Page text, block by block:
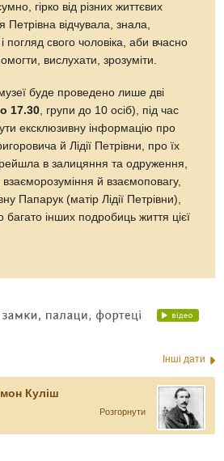
гірко від різних життєвих
Петрівна відчувала, знала,
погляд свого чоловіка, аби вчасно
вислухати, зрозуміти.
буде проведено лише дві
17.30 , групи до 10 осіб), під час
ексклюзивну інформацію про
й Лідії Петрівни, про їх
в залицяння та одруження,
взаєморозуміння й взаємоповагу,
Папарук (матір Лідії Петрівни),
багато інших подробиць життя цієї
Інші дати
Куліш
Розгорнути